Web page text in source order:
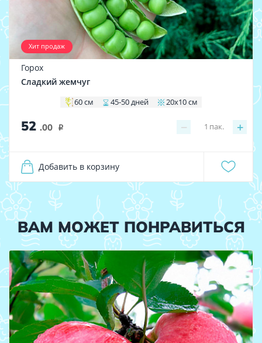
Хит продаж
Горох
Сладкий жемчуг
60 см 45-50 дней 20х10 см
52 .00 i − +
1 пак.
Добавить в корзину
ВАМ МОЖЕТ ПОНРАВИТЬСЯ